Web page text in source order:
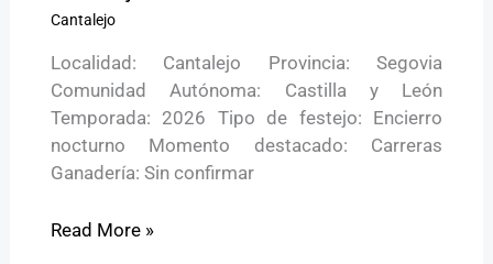
Cantalejo
Localidad: Cantalejo Provincia: Segovia
Comunidad Autónoma: Castilla y León
Temporada: 2026 Tipo de festejo: Encierro
nocturno Momento destacado: Carreras
Ganadería: Sin confirmar
Read More »